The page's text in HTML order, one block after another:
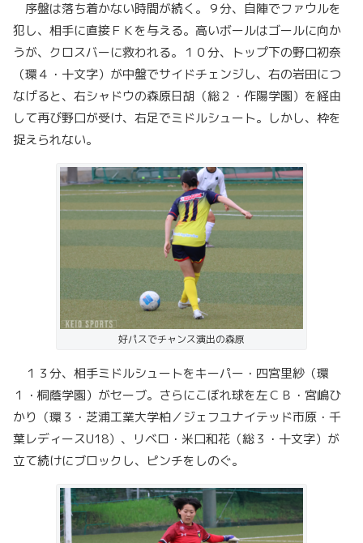
序盤は落ち着かない時間が続く。９分、自陣でファウルを
犯し、相手に直接ＦＫを与える。高いボールはゴールに向か
うが、クロスバーに救われる。１０分、トップ下の野口初奈
（環４・十文字）が中盤でサイドチェンジし、右の岩田につ
なげると、右シャドウの森原日胡（総２・作陽学園）を経由
して再び野口が受け、右足でミドルシュート。しかし、枠を
捉えられない。
好パスでチャンス演出の森原
１３分、相手ミドルシュートをキーパー・四宮里紗（環
１・桐蔭学園）がセーブ。さらにこぼれ球を左ＣＢ・宮嶋ひ
かり（環３・芝浦工業大学柏／ジェフユナイテッド市原・千
葉レディースU18）、リベロ・米口和花（総３・十文字）が
立て続けにブロックし、ピンチをしのぐ。